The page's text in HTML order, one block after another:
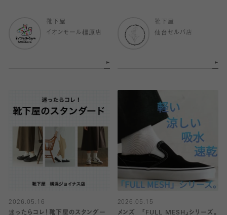
靴下屋
イオンモール橿原店
靴下屋
仙台セルバ店
2026.05.16
迷ったらコレ！靴下屋のスタンダー
2026.05.15
メンズ 「FULL MESH」シリーズ。